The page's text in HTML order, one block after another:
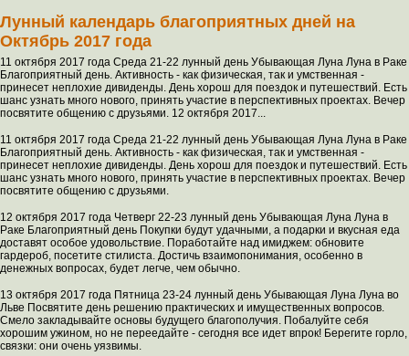
Лунный календарь благоприятных дней на
Октябрь 2017 года
11 октября 2017 года Среда 21-22 лунный день Убывающая Луна Луна в Раке
Благоприятный день. Активность - как физическая, так и умственная -
принесет неплохие дивиденды. День хорош для поездок и путешествий. Есть
шанс узнать много нового, принять участие в перспективных проектах. Вечер
посвятите общению с друзьями. 12 октября 2017...
11 октября 2017 года Среда 21-22 лунный день Убывающая Луна Луна в Раке
Благоприятный день. Активность - как физическая, так и умственная -
принесет неплохие дивиденды. День хорош для поездок и путешествий. Есть
шанс узнать много нового, принять участие в перспективных проектах. Вечер
посвятите общению с друзьями.
12 октября 2017 года Четверг 22-23 лунный день Убывающая Луна Луна в
Раке Благоприятный день Покупки будут удачными, а подарки и вкусная еда
доставят особое удовольствие. Поработайте над имиджем: обновите
гардероб, посетите стилиста. Достичь взаимопонимания, особенно в
денежных вопросах, будет легче, чем обычно.
13 октября 2017 года Пятница 23-24 лунный день Убывающая Луна Луна во
Льве Посвятите день решению практических и имущественных вопросов.
Смело закладывайте основы будущего благополучия. Побалуйте себя
хорошим ужином, но не переедайте - сегодня все идет впрок! Берегите горло,
связки: они очень уязвимы.